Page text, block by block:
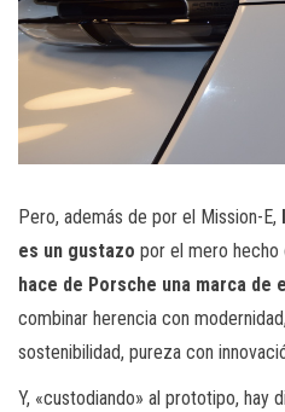
Pero, además de por el Mission-E,
es un gustazo por el mero hecho
hace de Porsche una marca de
combinar herencia con
sostenibilidad, pureza con
Y, «custodiando» al prototipo, hay